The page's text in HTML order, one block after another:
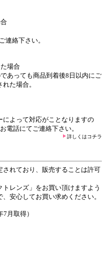
連絡下さい。
場合
あっても商品到着後8日以内にご
た場合。
によって対応がことなりますの
電話にてご連絡下さい。
詳しくはコチラ
れており、販売することは許可
レンズ」をお買い頂けますよう
安心してお買い求めください。
月取得）